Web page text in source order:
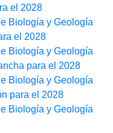
el 2028
Biología y Geología
el 2028
Biología y Geología
para el 2028
Biología y Geología
para el 2028
Biología y Geología